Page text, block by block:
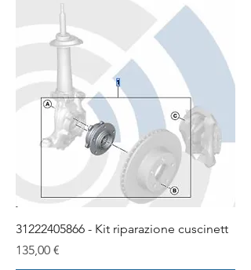
31222405866 - Kit riparazione cuscinett
Prezzo
135,00 €